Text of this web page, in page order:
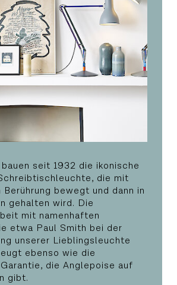
bauen seit 1932 die ikonische
die mit
bewegt und dann in
gehalten wird. Die
mit namenhaften
etwa Paul Smith bei der
unserer Lieblingsleuchte
ebenso wie die
die Anglepoise auf
gibt.